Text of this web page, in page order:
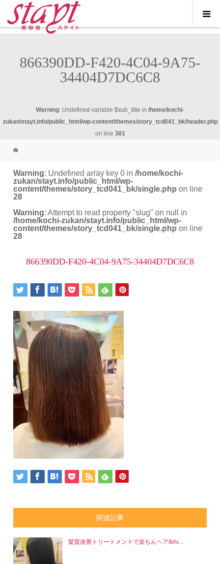
866390DD-F420-4C04-9A75-
34404D7DC6C8
Warning: Undefined variable $sub_title in /home/kochi-
zukan/stayt.info/public_html/wp-content/themes/story_tcd041_bk/header.php
on line 381
Warning: Undefined array key 0 in/home/kochi-
zukan/stayt.info/public_html/wp-
content/themes/story_tcd041_bk/single.php on line
28
Warning: Attempt to read property "slug" on null in
/home/kochi-zukan/stayt.info/public_html/wp-
content/themes/story_tcd041_bk/single.php on line
28
866390DD-F420-4C04-9A75-34404D7DC6C8
関連記事
髪質改善トリートメントで楽ちんヘア&#x...